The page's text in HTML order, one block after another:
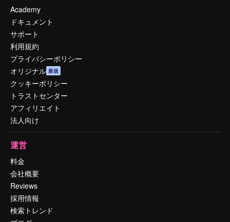
Academy
ドキュメント
サポート
利用規約
プライバシーポリシー
オリジナル 新規
クッキーポリシー
トラストセンター
アフィリエイト
法人向け
運営
料金
会社概要
Reviews
採用情報
検索トレンド